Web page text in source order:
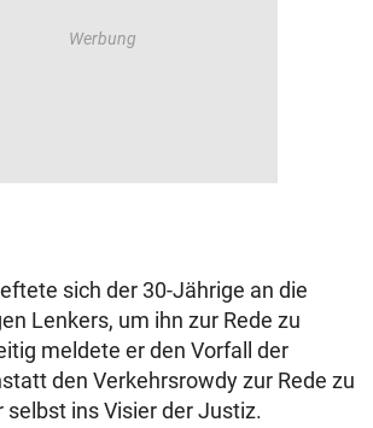
sich der 30-Jährige an die
Lenkers, um ihn zur Rede zu
meldete er den Vorfall der
den Verkehrsrowdy zur Rede zu
selbst ins Visier der Justiz.